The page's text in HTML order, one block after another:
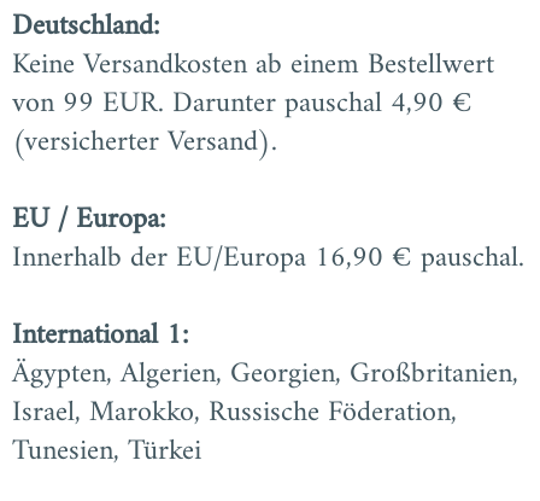
Deutschland:
Keine Versandkosten ab einem Bestellwert
von 99 EUR. Darunter pauschal 4,90 €
(versicherter Versand).
EU / Europa:
Innerhalb der EU/Europa 16,90 € pauschal.
International 1:
Ägypten, Algerien, Georgien, Großbritanien,
Israel, Marokko, Russische Föderation,
Tunesien, Türkei